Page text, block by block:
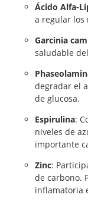
Ácido Alfa-
a regular los
Garcinia
saludable
degradar el
de glucosa.
Espirulina:
niveles de
importante
Zinc:
de carbono.
inflamatoria